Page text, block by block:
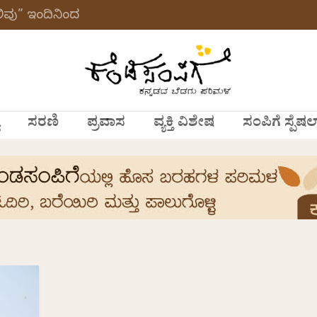
ಇಂದಿನಿಂದ
ಸರಣಿ ಪ್ರವಾಸ ವ್ಯಕ್ತಿ ವಿಶೇಷ ಸಂಪಿಗೆ